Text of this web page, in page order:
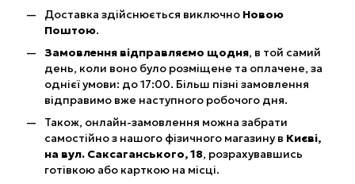
Доставка здійснюється виключно Новою
Поштою.
Замовлення відправляємо щодня, в той самий
день, коли воно було розміщене та оплачене, за
однієї умови: до 17:00. Більш пізні замовлення
відправимо вже наступного робочого дня.
Також, онлайн-замовлення можна забрати
самостійно з нашого фізичного магазину в Києві,
на вул. Саксаганського, 18, розрахувавшись
готівкою або карткою на місці.